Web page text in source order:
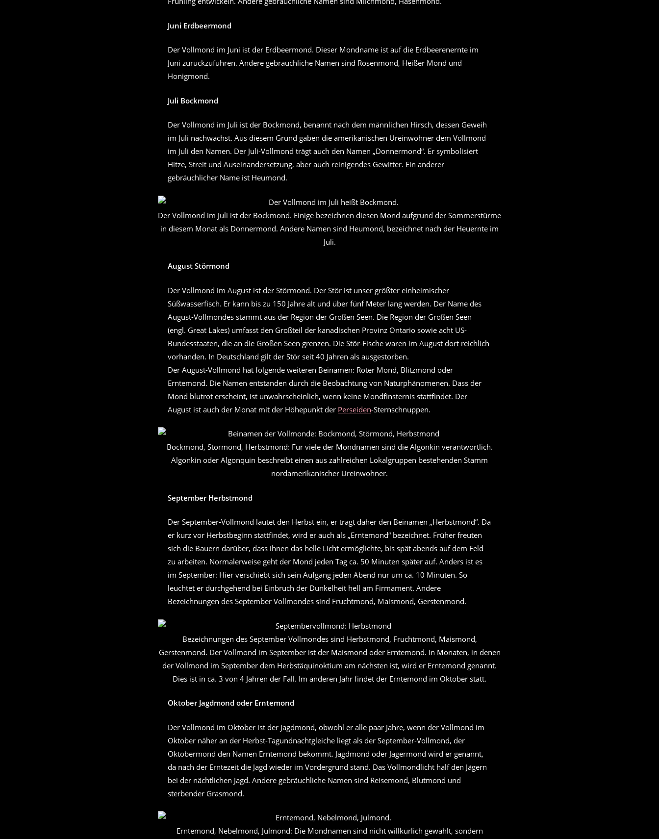
Juni Erdbeermond
Der Vollmond im Juni ist der Erdbeermond. Dieser Mondname ist auf die Erdbeerenernte im
Juni zurückzuführen. Andere gebräuchliche Namen sind Rosenmond, Heißer Mond und
Honigmond.
Juli Bockmond
Der Vollmond im Juli ist der Bockmond, benannt nach dem männlichen Hirsch, dessen Geweih
im Juli nachwächst. Aus diesem Grund gaben die amerikanischen Ureinwohner dem Vollmond
im Juli den Namen. Der Juli-Vollmond trägt auch den Namen „Donnermond“. Er symbolisiert
Hitze, Streit und Auseinandersetzung, aber auch reinigendes Gewitter. Ein anderer
gebräuchlicher Name ist Heumond.
Der Vollmond im Juli ist der Bockmond. Einige bezeichnen diesen Mond aufgrund der Sommerstürme
in diesem Monat als Donnermond. Andere Namen sind Heumond, bezeichnet nach der Heuernte im
Juli.
August Störmond
Der Vollmond im August ist der Störmond. Der Stör ist unser größter einheimischer
Süßwasserfisch. Er kann bis zu 150 Jahre alt und über fünf Meter lang werden. Der Name des
August-Vollmondes stammt aus der Region der Großen Seen. Die Region der Großen Seen
(engl. Great Lakes) umfasst den Großteil der kanadischen Provinz Ontario sowie acht US-
Bundesstaaten, die an die Großen Seen grenzen. Die Stör-Fische waren im August dort reichlich
vorhanden. In Deutschland gilt der Stör seit 40 Jahren als ausgestorben.
Der August-Vollmond hat folgende weiteren Beinamen: Roter Mond, Blitzmond oder
Erntemond. Die Namen entstanden durch die Beobachtung von Naturphänomenen. Dass der
Mond blutrot erscheint, ist unwahrscheinlich, wenn keine Mondfinsternis stattfindet. Der
August ist auch der Monat mit der Höhepunkt der Perseiden-Sternschnuppen.
Bockmond, Störmond, Herbstmond: Für viele der Mondnamen sind die Algonkin verantwortlich.
Algonkin oder Algonquin beschreibt einen aus zahlreichen Lokalgruppen bestehenden Stamm
nordamerikanischer Ureinwohner.
September Herbstmond
Der September-Vollmond läutet den Herbst ein, er trägt daher den Beinamen „Herbstmond“. Da
er kurz vor Herbstbeginn stattfindet, wird er auch als „Erntemond“ bezeichnet. Früher freuten
sich die Bauern darüber, dass ihnen das helle Licht ermöglichte, bis spät abends auf dem Feld
zu arbeiten. Normalerweise geht der Mond jeden Tag ca. 50 Minuten später auf. Anders ist es
im September: Hier verschiebt sich sein Aufgang jeden Abend nur um ca. 10 Minuten. So
leuchtet er durchgehend bei Einbruch der Dunkelheit hell am Firmament. Andere
Bezeichnungen des September Vollmondes sind Fruchtmond, Maismond, Gerstenmond.
Bezeichnungen des September Vollmondes sind Herbstmond, Fruchtmond, Maismond,
Gerstenmond. Der Vollmond im September ist der Maismond oder Erntemond. In Monaten, in denen
der Vollmond im September dem Herbstäquinoktium am nächsten ist, wird er Erntemond genannt.
Dies ist in ca. 3 von 4 Jahren der Fall. Im anderen Jahr findet der Erntemond im Oktober statt.
Oktober Jagdmond oder Erntemond
Der Vollmond im Oktober ist der Jagdmond, obwohl er alle paar Jahre, wenn der Vollmond im
Oktober näher an der Herbst-Tagundnachtgleiche liegt als der September-Vollmond, der
Oktobermond den Namen Erntemond bekommt. Jagdmond oder Jägermond wird er genannt,
da nach der Erntezeit die Jagd wieder im Vordergrund stand. Das Vollmondlicht half den Jägern
bei der nächtlichen Jagd. Andere gebräuchliche Namen sind Reisemond, Blutmond und
sterbender Grasmond.
Erntemond, Nebelmond, Julmond: Die Mondnamen sind nicht willkürlich gewählt, sondern